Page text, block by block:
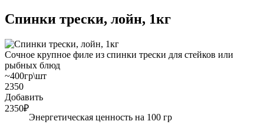
Спинки трески, лойн, 1кг
Сочное крупное филе из спинки трески для стейков или
рыбных блюд
~400гр\шт
2350
Добавить
2350₽
Энергетическая ценность на 100 гр